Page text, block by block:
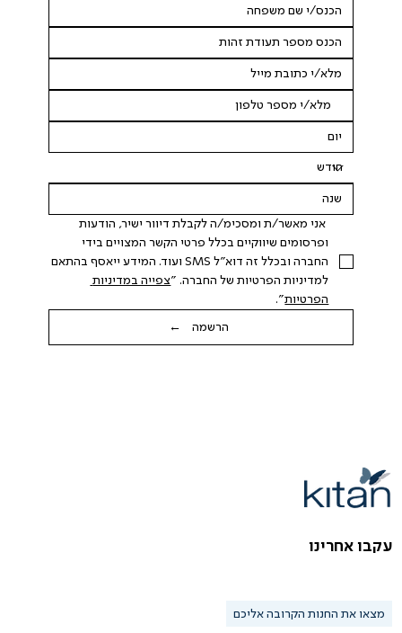
עקבו אחרינו
מצאו את החנות הקרובה אליכם
אני מאשר/ת ומסכימ/ה לקבלת דיוור ישיר, הודעות
החברה ובכלל זה דוא"ל SMS ועוד. המידע ייאסף בהתאם
למדיניות הפרטיות של החברה. "
צפייה במדיניות
הפרטיות".
הרשמה ←